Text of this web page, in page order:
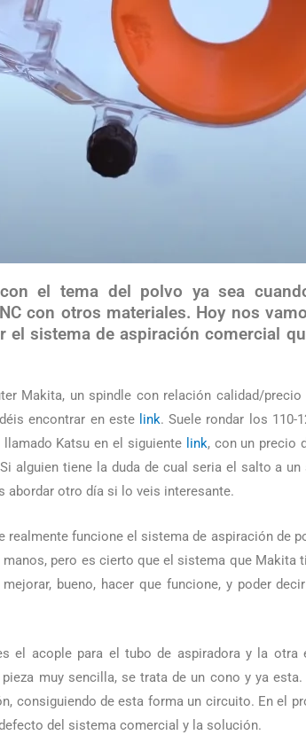
el tema del polvo ya sea
con otros materiales. Hoy nos
sistema de aspiración comercial
Makita, un spindle con relación calidad/precio
encontrar en este link. Suele rondar los 110-
Katsu en el siguiente link, con un precio
alguien tiene la duda de cual seria el salto a
abordar otro día si lo veis interesante.
funcione el sistema de aspiración de
pero es cierto que el sistema que Makita
bueno, hacer que funcione, y poder
el acople para el tubo de aspiradora y la
muy sencilla, se trata de un cono y ya
consiguiendo de esta forma un circuito. En el
del sistema comercial y la solución.